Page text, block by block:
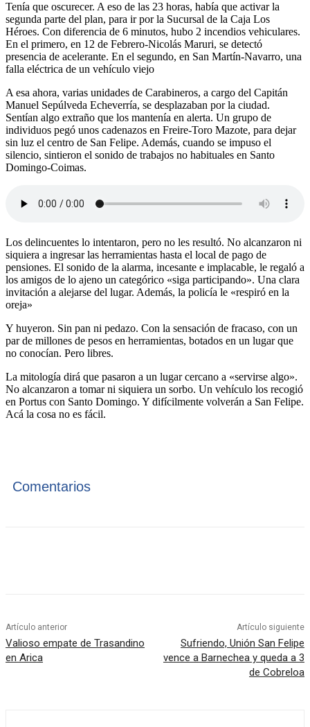
Tenía que oscurecer. A eso de las 23 horas, había que activar la
segunda parte del plan, para ir por la Sucursal de la Caja Los
Héroes. Con diferencia de 6 minutos, hubo 2 incendios vehiculares.
En el primero, en 12 de Febrero-Nicolás Maruri, se detectó
presencia de acelerante. En el segundo, en San Martín-Navarro, una
falla eléctrica de un vehículo viejo
A esa ahora, varias unidades de Carabineros, a cargo del Capitán
Manuel Sepúlveda Echeverría, se desplazaban por la ciudad.
Sentían algo extraño que los mantenía en alerta. Un grupo de
individuos pegó unos cadenazos en Freire-Toro Mazote, para dejar
sin luz el centro de San Felipe. Además, cuando se impuso el
silencio, sintieron el sonido de trabajos no habituales en Santo
Domingo-Coimas.
Los delincuentes lo intentaron, pero no les resultó. No alcanzaron ni
siquiera a ingresar las herramientas hasta el local de pago de
pensiones. El sonido de la alarma, incesante e implacable, le regaló a
los amigos de lo ajeno un categórico «siga participando». Una clara
invitación a alejarse del lugar. Además, la policía le «respiró en la
oreja»
Y huyeron. Sin pan ni pedazo. Con la sensación de fracaso, con un
par de millones de pesos en herramientas, botados en un lugar que
no conocían. Pero libres.
La mitología dirá que pasaron a un lugar cercano a «servirse algo».
No alcanzaron a tomar ni siquiera un sorbo. Un vehículo los recogió
en Portus con Santo Domingo. Y difícilmente volverán a San Felipe.
Acá la cosa no es fácil.
Comentarios
Artículo anterior
Valioso empate de Trasandino
en Arica
Artículo siguiente
Sufriendo, Unión San Felipe
vence a Barnechea y queda a 3
de Cobreloa